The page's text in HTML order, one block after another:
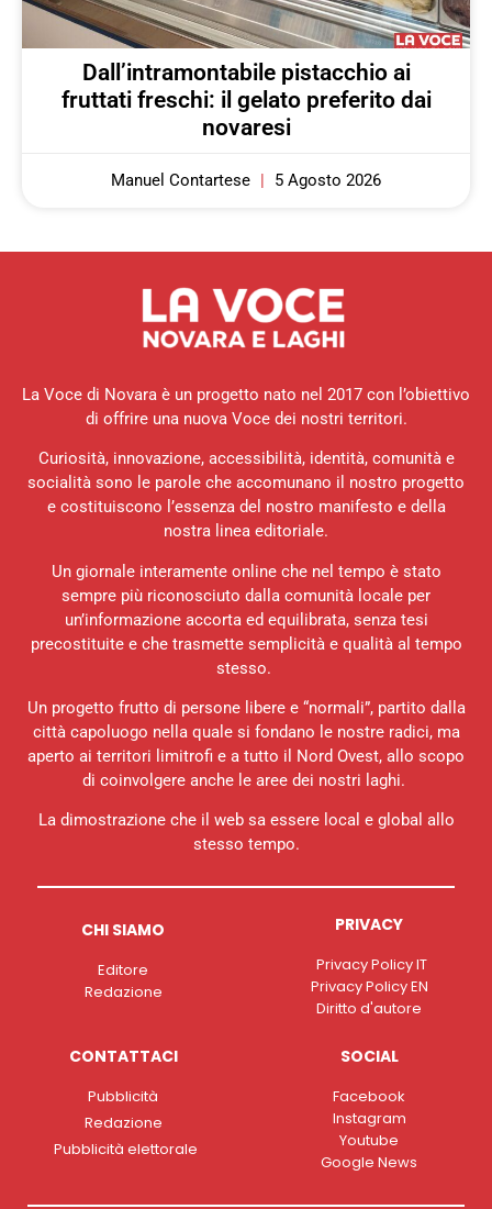
Dall’intramontabile pistacchio ai
fruttati freschi: il gelato preferito dai
novaresi
Manuel Contartese 5 Agosto 2026
La Voce di Novara è un progetto nato nel 2017 con l’obiettivo
di offrire una nuova Voce dei nostri territori.
Curiosità, innovazione, accessibilità, identità, comunità e
socialità sono le parole che accomunano il nostro progetto
e costituiscono l’essenza del nostro manifesto e della
nostra linea editoriale.
Un giornale interamente online che nel tempo è stato
sempre più riconosciuto dalla comunità locale per
un’informazione accorta ed equilibrata, senza tesi
precostituite e che trasmette semplicità e qualità al tempo
stesso.
Un progetto frutto di persone libere e “normali”, partito dalla
città capoluogo nella quale si fondano le nostre radici, ma
aperto ai territori limitrofi e a tutto il Nord Ovest, allo scopo
di coinvolgere anche le aree dei nostri laghi.
La dimostrazione che il web sa essere local e global allo
stesso tempo.
CHI SIAMO
Editore
Redazione
PRIVACY
Privacy Policy IT
Privacy Policy EN
Diritto d'autore
CONTATTACI
Pubblicità
Redazione
Pubblicità elettorale
SOCIAL
Facebook
Instagram
Youtube
Google News